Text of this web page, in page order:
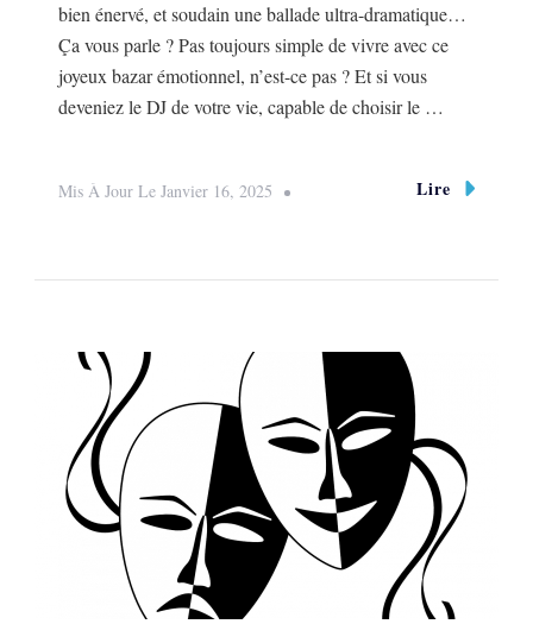
bien énervé, et soudain une ballade ultra-dramatique…
Ça vous parle ? Pas toujours simple de vivre avec ce
joyeux bazar émotionnel, n’est-ce pas ? Et si vous
deveniez le DJ de votre vie, capable de choisir le …
Mis À Jour Le Janvier 16, 2025 Lire